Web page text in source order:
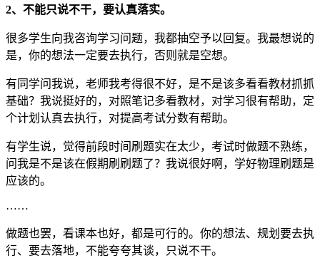
2、不能只说不干，要认真落实。
很多学生向我咨询学习问题，我都抽空予以回复。我最想说的
是，你的想法一定要去执行，否则就是空想。
有同学问我说，老师我考得很不好，是不是该多看看教材抓抓
基础？我说挺好的，对照笔记多看教材，对学习很有帮助，定
个计划认真去执行，对提高考试分数有帮助。
有学生说，觉得前段时间刷题实在太少，考试时做题不熟练，
问我是不是该在假期刷刷题了？我说很好啊，学好物理刷题是
应该的。
……
做题也罢，看课本也好，都是可行的。你的想法、规划要去执
行、要去落地，不能夸夸其谈，只说不干。